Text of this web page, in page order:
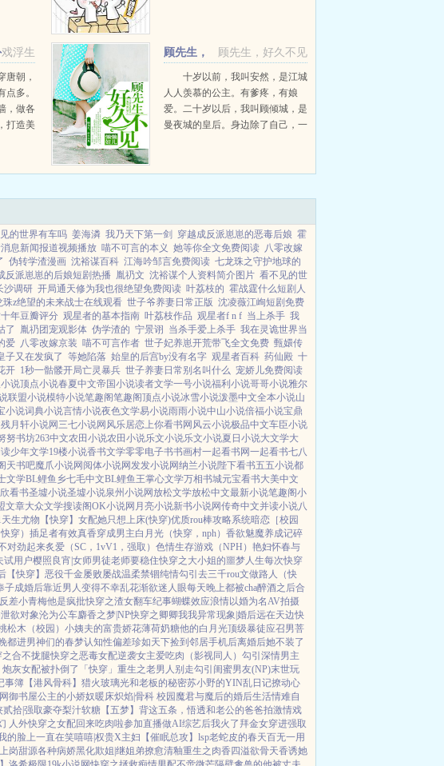
戏浮生
唐朝，
多。
，做各
打造美
顾先生，好久不见
顾先生，
好久不见
十岁以前，我叫安然，是江城
人人羡慕的公主。有爹疼，有娘
爱。二十岁以后，我叫顾倾城，是
曼夜城的皇后。身边除了自己，一
扭动着我的身体。赚足了眼球。...
的世界有车吗 姜海潾 我乃天下第一剑 穿越成反派崽崽的恶毒后娘 霍
息新闻报道视频播放 喵不可言的本义 她等你全文免费阅读 八零改嫁
伪转学渣漫画 沈裕谋百科 江海吟邹言免费阅读 七龙珠之守护地球的
反派崽崽的后娘短剧热播 胤礽文 沈裕谋个人资料简介图片 看不见的世
沙调研 开局通天修为我也很绝望免费阅读 叶荔枝的 霍战霆什么短剧人
珠z绝望的未来战士在线观看 世子爷养妻日常正版 沈凌薇江峋短剧免费
年豆瓣评分 观星者的基本指南 叶荔枝作品 观星者f n f 当上杀手 我
了 胤礽团宠观影体 伪学渣的 宁景诩 当杀手爱上杀手 我在灵诡世界当
爱 八零改嫁京装 喵不可言作者 世子妃养崽开荒带飞全文免费 甄嬛传
子又在发疯了 等她陷落 始皇的后宫by没有名字 观星者百科 药仙殿 十
开 1秒一骷髅开局亡灵暴兵 世子养妻日常别名叫什么 宠娇儿免费阅读
说顶点小说春夏中文帝国小说读者文学一号小说福利小说哥哥小说雅尔
联盟小说模特小说笔趣阁笔趣阁顶点小说冰雪小说泼墨中文全本小说山
小说词典小说言情小说夜色文学易小说雨雨小说中山小说倍福小说宝鼎
残月轩小说网 三七小说网 风乐居恋上你看书网 风云小说极品中文车臣小说
努书坊263中文农田小说农田小说乐文小说乐文小说夏日小说大文学大
少年文学19楼小说香书文学零零电子书书画村一起看书网一起看书七八
天书吧魔爪小说网 阅体小说网发发小说网纳兰小说陛下看书五五小说都
文学BL鲤鱼乡七毛中文BL鲤鱼王掌心文学万相书城元宝看书大美中文
看书圣墟小说圣墟小说泉州小说网放松文学放松中文最新小说笔趣阁小
文章大众文学搜读阁OK小说网 月亮小说新书小说网传奇中文并读小说八
天生尤物【快穿】 女配她只想上床(快穿)优质rou棒攻略系统暗恋［校园
快穿）插足者有效真香穿成男主白月光（快穿，nph） 香欲魅魔养成记碎
对劲起来炙爱（SC，1vV1，强取） 色情生存游戏（NPH） 艳妇怀春与
试用户樱照良宵|女师男徒老师要稳住快穿之大小姐的噩梦人生每次快穿
快穿】 恶役千金屡败屡战温柔禁锢纯情勾引 去三千rou文做路人（快
子成婚后靠近男人变得不幸乱花渐欲迷人眼每天晚上都被cha醉酒之后合
反差小青梅他是疯批快穿之渣女翻车纪事蝴蝶效应浪情以婚为名AV拍摄
欲对象沦为公车麝香之梦|NP快穿之卿卿我我异常现象|婚后远在天边快
松木（校园） 小姨夫的富贵娇花薄荷奶糖他的白月光顶级暴徒应召男菩
都进男神们的春梦认知性偏差珍如天下捡到邻居手机后离婚后她不装了
之合不拢腿快穿之恶毒女配逆袭女主爱吃肉 （影视同人）勾引深情男主
炮灰女配被扑倒了「快穿」 重生之老男人别走勾引闺蜜男友(NP)末世玩
事簿 【港风骨科】猎火玻璃光和老板的秘密苏小野的YIN乱日记撩动心
御书屋公主的小娇奴暖床炽焰|骨科 校园 魔君与魔后的婚后生活情难自
贰拾|强取豪夺梨汁软糖 【五梦】背这五条，悟透和老公的爸爸拍激情戏
人外快穿之女配回来吃肉啦参加直播做AI综艺后我火了 拜金女穿进强取
的脸上一直在笑嘻嘻|权贵X主妇 【催眠总攻】lsp老蛇皮的春天百无一用
岗甜源各种病娇黑化欺姐|继姐弟撩愈清釉重生之肉香四溢欲骨天香诱她